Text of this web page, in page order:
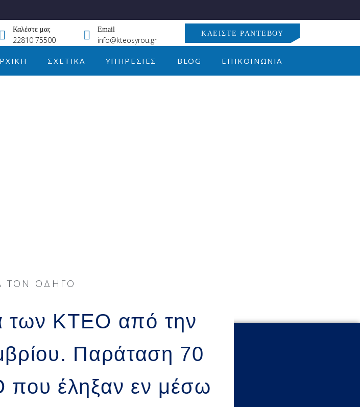
Καλέστε μας
22810 75500
Email
info@kteosyrou.gr
ΚΛΕΊΣΤΕ ΡΑΝΤΕΒΟΎ
ΣΧΕΤΙΚΆ ΥΠΗΡΕΣΊΕΣ BLOG ΕΠΙΚΟΙΝΩΝΊΑ
ΤΟΝ ΟΔΗΓΌ
των ΚΤΕΟ από την
Παράταση 70
έληξαν εν μέσω